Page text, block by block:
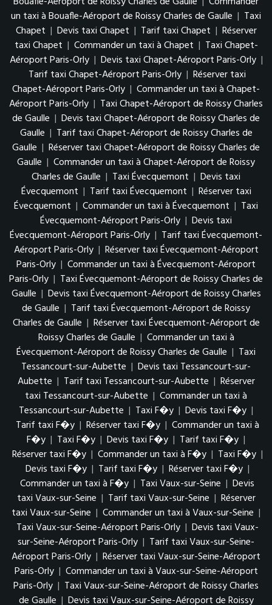
un taxi à Bouafle-Aéroport de Roissy Charles de Gaulle | Taxi
Chapet | Devis taxi Chapet | Tarif taxi Chapet | Réserver
taxi Chapet | Commander un taxi à Chapet | Taxi Chapet-
Aéroport Paris-Orly | Devis taxi Chapet-Aéroport Paris-Orly |
Tarif taxi Chapet-Aéroport Paris-Orly | Réserver taxi
Chapet-Aéroport Paris-Orly | Commander un taxi à Chapet-
Aéroport Paris-Orly | Taxi Chapet-Aéroport de Roissy Charles
de Gaulle | Devis taxi Chapet-Aéroport de Roissy Charles de
Gaulle | Tarif taxi Chapet-Aéroport de Roissy Charles de
Gaulle | Réserver taxi Chapet-Aéroport de Roissy Charles de
Gaulle | Commander un taxi à Chapet-Aéroport de Roissy
Charles de Gaulle | Taxi Évecquemont | Devis taxi
Évecquemont | Tarif taxi Évecquemont | Réserver taxi
Évecquemont | Commander un taxi à Évecquemont | Taxi
Évecquemont-Aéroport Paris-Orly | Devis taxi
Évecquemont-Aéroport Paris-Orly | Tarif taxi Évecquemont-
Aéroport Paris-Orly | Réserver taxi Évecquemont-Aéroport
Paris-Orly | Commander un taxi à Évecquemont-Aéroport
Paris-Orly | Taxi Évecquemont-Aéroport de Roissy Charles de
Gaulle | Devis taxi Évecquemont-Aéroport de Roissy Charles
de Gaulle | Tarif taxi Évecquemont-Aéroport de Roissy
Charles de Gaulle | Réserver taxi Évecquemont-Aéroport de
Roissy Charles de Gaulle | Commander un taxi à
Évecquemont-Aéroport de Roissy Charles de Gaulle | Taxi
Tessancourt-sur-Aubette | Devis taxi Tessancourt-sur-
Aubette | Tarif taxi Tessancourt-sur-Aubette | Réserver
taxi Tessancourt-sur-Aubette | Commander un taxi à
Tessancourt-sur-Aubette | Taxi F�y | Devis taxi F�y |
Tarif taxi F�y | Réserver taxi F�y | Commander un taxi à
F�y | Taxi F�y | Devis taxi F�y | Tarif taxi F�y |
Réserver taxi F�y | Commander un taxi à F�y | Taxi F�y |
Devis taxi F�y | Tarif taxi F�y | Réserver taxi F�y |
Commander un taxi à F�y | Taxi Vaux-sur-Seine | Devis
taxi Vaux-sur-Seine | Tarif taxi Vaux-sur-Seine | Réserver
taxi Vaux-sur-Seine | Commander un taxi à Vaux-sur-Seine |
Taxi Vaux-sur-Seine-Aéroport Paris-Orly | Devis taxi Vaux-
sur-Seine-Aéroport Paris-Orly | Tarif taxi Vaux-sur-Seine-
Aéroport Paris-Orly | Réserver taxi Vaux-sur-Seine-Aéroport
Paris-Orly | Commander un taxi à Vaux-sur-Seine-Aéroport
Paris-Orly | Taxi Vaux-sur-Seine-Aéroport de Roissy Charles
de Gaulle | Devis taxi Vaux-sur-Seine-Aéroport de Roissy